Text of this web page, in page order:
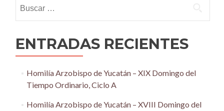
ENTRADAS RECIENTES
Homilía Arzobispo de Yucatán – XIX Domingo del
Tiempo Ordinario, Ciclo A
Homilía Arzobispo de Yucatán – XVIII Domingo del